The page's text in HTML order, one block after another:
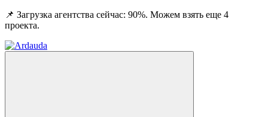
📌 Загрузка агентства сейчас: 90%. Можем взять еще 4
проекта.